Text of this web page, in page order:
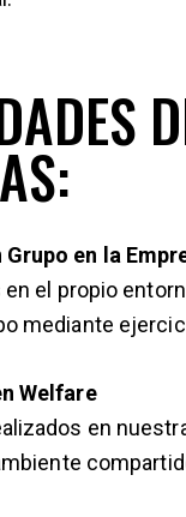
en la
el propio
mediante
Welfare
en